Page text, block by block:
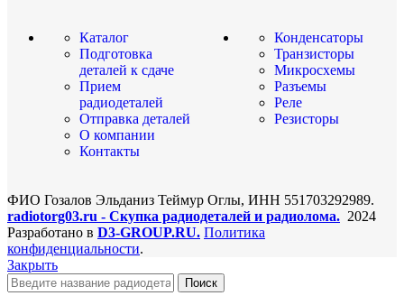
Каталог
Подготовка
деталей к сдаче
Прием
радиодеталей
Отправка деталей
О компании
Контакты
Конденсаторы
Транзисторы
Микросхемы
Разъемы
Реле
Резисторы
ФИО Гозалов Эльданиз Теймур Оглы, ИНН 551703292989.
radiotorg03.ru - Скупка радиодеталей и радиолома. 2024
Разработано в D3-GROUP.RU. Политика
конфиденциальности.
Закрыть
Поиск